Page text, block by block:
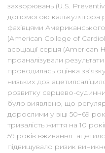
захворювань (U.S.
допомогою калькулятора
фахівцями
(American College of
асоціації серця (American
проаналізували
проводилась оцінка
низьких доз
розвитку серцево-
було виявлено, що
дорослими у віці 50−69
тривалість життя на 10
59 років вживання
підвищувало ризик